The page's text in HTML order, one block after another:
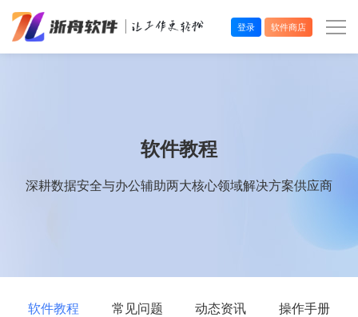
登录 软件商店
软件教程
深耕数据安全与办公辅助两大核心领域解决方案供应商
软件教程 常见问题 动态资讯 操作手册